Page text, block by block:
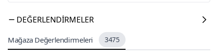
DEĞERLENDIRMELER
Mağaza Değerlendirmeleri 3475